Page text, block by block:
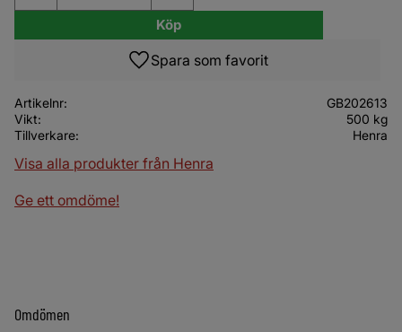
Köp
Lägg till i favoriter
Artikelnr
GB202613
Vikt
500 kg
Tillverkare
Henra
Visa alla produkter från Henra
Ge ett omdöme!
Omdömen